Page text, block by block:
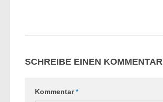
SCHREIBE EINEN KOMMENTAR
Kommentar*